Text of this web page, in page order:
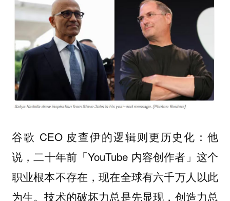
谷歌 CEO 皮查伊的逻辑则更历史化：他
说，二十年前「YouTube 内容创作者」这个
职业根本不存在，现在全球有六千万人以此
为生。技术的破坏力总是先显现，创造力总